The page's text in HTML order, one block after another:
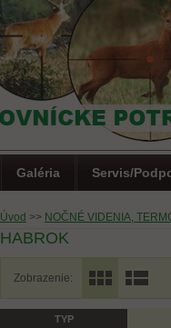
Úvod >> NOČNÉ VIDENIA,
HABROK
Zobrazenie:
TYPLetná akcia
Galéria Servis/